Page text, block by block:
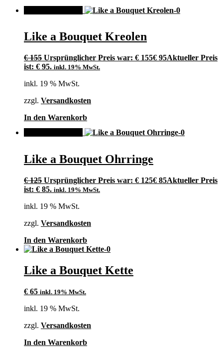
Like a Bouquet Kreolen
€155 Ursprünglicher Preis war: € 155€ 95Aktueller Preis
ist: € 95. inkl. 19% MwSt.
inkl. 19 % MwSt.
zzgl. Versandkosten
In den Warenkorb
Like a Bouquet Ohrringe
€125 Ursprünglicher Preis war: € 125€ 85Aktueller Preis
ist: € 85. inkl. 19% MwSt.
inkl. 19 % MwSt.
zzgl. Versandkosten
In den Warenkorb
Like a Bouquet Kette
€ 65 inkl. 19% MwSt.
inkl. 19 % MwSt.
zzgl. Versandkosten
In den Warenkorb